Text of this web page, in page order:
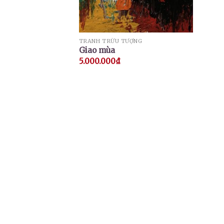
TRANH TRỪU TƯỢNG
Giao mùa
5.000.000₫